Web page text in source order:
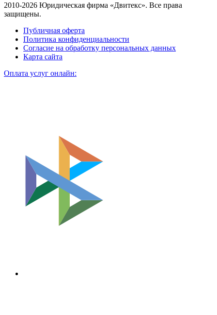
2010-2026 Юридическая фирма «Двитекс». Все права
защищены.
Публичная оферта
Политика конфиденциальности
Согласие на обработку персональных данных
Карта сайта
Оплата услуг онлайн: